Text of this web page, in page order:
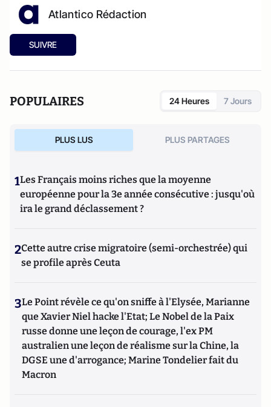
Atlantico Rédaction
SUIVRE
POPULAIRES 24 Heures 7 Jours
PLUS LUS PLUS PARTAGES
1Les Français moins riches que la moyenne
européenne pour la 3e année consécutive : jusqu'où
ira le grand déclassement ?
2Cette autre crise migratoire (semi-orchestrée) qui
se profile après Ceuta
3Le Point révèle ce qu'on sniffe à l'Elysée, Marianne
que Xavier Niel hacke l'Etat; Le Nobel de la Paix
russe donne une leçon de courage, l'ex PM
australien une leçon de réalisme sur la Chine, la
DGSE une d'arrogance; Marine Tondelier fait du
Macron